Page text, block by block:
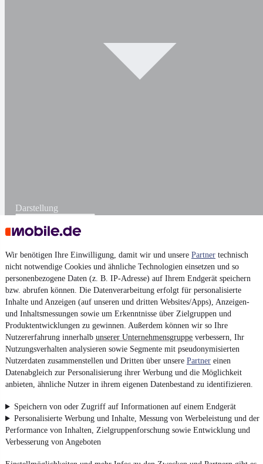
Wir benötigen Ihre Einwilligung, damit wir und unsere Partner technisch
nicht notwendige Cookies und ähnliche Technologien einsetzen und so
personenbezogene Daten (z. B. IP-Adresse) auf Ihrem Endgerät speichern
bzw. abrufen können. Die Datenverarbeitung erfolgt für personalisierte
Inhalte und Anzeigen (auf unseren und dritten Websites/Apps), Anzeigen-
und Inhaltsmessungen sowie um Erkenntnisse über Zielgruppen und
Produktentwicklungen zu gewinnen. Außerdem können wir so Ihre
Nutzererfahrung innerhalb unserer Unternehmensgruppe verbessern, Ihr
Nutzungsverhalten analysieren sowie Segmente mit pseudonymisierten
Nutzerdaten zusammenstellen und Dritten über unsere Partner einen
Datenabgleich zur Personalisierung ihrer Werbung und die Möglichkeit
anbieten, ähnliche Nutzer in ihrem eigenen Datenbestand zu identifizieren.
Speichern von oder Zugriff auf Informationen auf einem Endgerät
Personalisierte Werbung und Inhalte, Messung von Werbeleistung und der
Performance von Inhalten, Zielgruppenforschung sowie Entwicklung und
Verbesserung von Angeboten
Darstellung